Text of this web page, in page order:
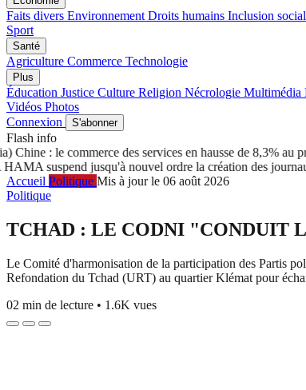
Faits divers Environnement Droits humains Inclusion
Sport
Santé
Agriculture Commerce Technologie
Plus
Éducation Justice Culture Religion Nécrologie Multimédia
Vidéos Photos
Connexion
S'abonner
Flash info
: le commerce des services en hausse de 8,3% au
suspend jusqu'à nouvel ordre la création des journaux en
Accueil Politique Mis à jour le 06 août 2026
Politique
TCHAD : LE CODNI "CONDUIT
Le Comité d'harmonisation de la participation des Partis
Refondation du Tchad (URT) au quartier Klémat pour
02 min de lecture • 1.6K vues